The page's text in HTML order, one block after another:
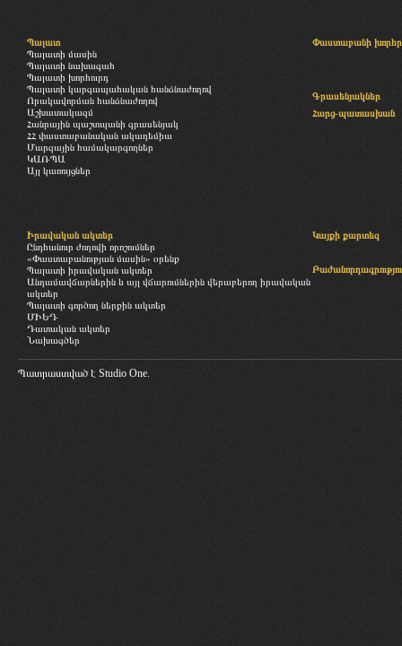
Պալատ
Պալատի մասին
Պալատի նախագահ
Պալատի խորհուրդ
Պալատի կարգապահական հանձնաժողով
Որակավորման հանձնաժողով
Աշխատակազմ
Հանրային պաշտպանի գրասենյակ
ՀՀ փաստաբանական ակադեմիա
Մարզային համակարգողներ
ԿԱՌՊԱ
Այլ կառույցներ
Փաստաբանի
Գրասենյակներ
Հարց-պատասխան
Իրավական ակտեր
Ընդհանուր ժողովի որոշումներ
«Փաստաբանության մասին» օրենք
Պալատի իրավական ակտեր
Անդամավճարներին և այլ վճարումներին վերաբերող իրավական
ակտեր
Պալատի գործող ներքին ակտեր
ՄԻԵԴ
Դատական ակտեր
Նախագծեր
Կայքի քարտեզ
Պատրաստված է Studio One.